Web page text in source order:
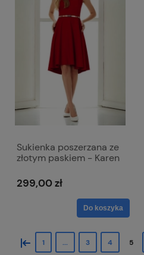
Sukienka poszerzana ze
złotym paskiem - Karen
299,00 zł
Do koszyka
« 1 ... 3 4 5